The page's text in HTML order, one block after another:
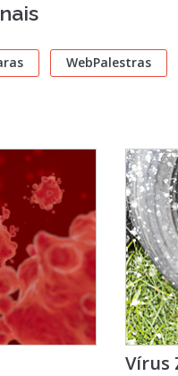
WebPalestras
Vírus